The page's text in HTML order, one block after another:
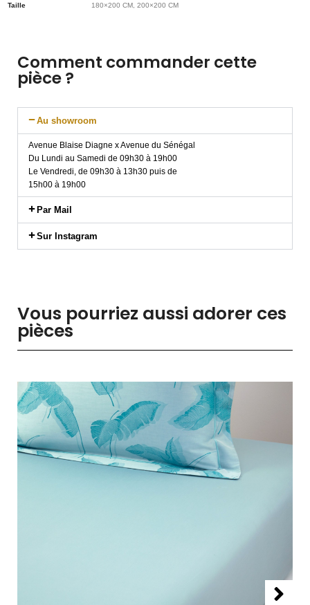
Taille 180×200 CM, 200×200 CM
Comment commander cette
pièce ?
Au showroom
Avenue Blaise Diagne x Avenue du Sénégal
Du Lundi au Samedi de 09h30 à 19h00
Le Vendredi, de 09h30 à 13h30 puis de
15h00 à 19h00
Par Mail
Sur Instagram
Vous pourriez aussi adorer ces
pièces